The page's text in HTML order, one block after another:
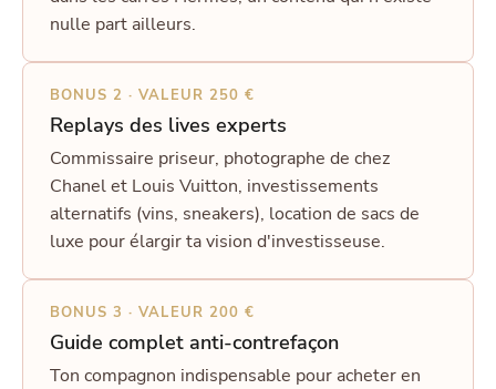
nulle part ailleurs.
BONUS 2 · VALEUR 250 €
Replays des lives experts
Commissaire priseur, photographe de chez
Chanel et Louis Vuitton, investissements
alternatifs (vins, sneakers), location de sacs de
luxe pour élargir ta vision d'investisseuse.
BONUS 3 · VALEUR 200 €
Guide complet anti-contrefaçon
Ton compagnon indispensable pour acheter en